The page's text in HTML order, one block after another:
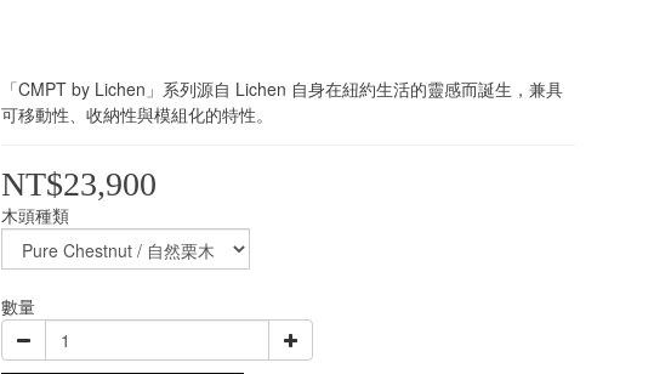
「CMPT by Lichen」系列源自 Lichen 自身在紐約生活的靈感而誕生，兼具
可移動性、收納性與模組化的特性。
NT$23,900
木頭種類
數量